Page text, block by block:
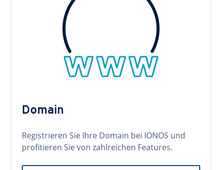
Domain
Registrieren Sie Ihre Domain bei IONOS und
profitieren Sie von zahlreichen Features.